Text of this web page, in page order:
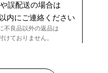
誤配送の場合は
内にご連絡ください
不良品以外の返品は
けておりません。